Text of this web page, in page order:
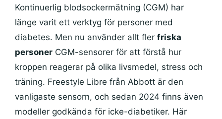
Kontinuerlig blodsockermätning (CGM) har
länge varit ett verktyg för personer med
diabetes. Men nu använder allt fler friska
personer CGM-sensorer för att förstå hur
kroppen reagerar på olika livsmedel, stress och
träning. Freestyle Libre från Abbott är den
vanligaste sensorn, och sedan 2024 finns även
modeller godkända för icke-diabetiker. Här